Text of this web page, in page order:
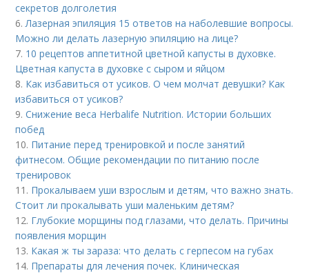
секретов долголетия
6. Лазерная эпиляция 15 ответов на наболевшие вопросы.
Можно ли делать лазерную эпиляцию на лице?
7. 10 рецептов аппетитной цветной капусты в духовке.
Цветная капуста в духовке с сыром и яйцом
8. Как избавиться от усиков. О чем молчат девушки? Как
избавиться от усиков?
9.Снижение веса Herbalife Nutrition. Истории больших
побед
10. Питание перед тренировкой и после занятий
фитнесом. Общие рекомендации по питанию после
тренировок
11. Прокалываем уши взрослым и детям, что важно знать.
Стоит ли прокалывать уши маленьким детям?
12. Глубокие морщины под глазами, что делать. Причины
появления морщин
13. Какая ж ты зараза: что делать с герпесом на губах
14. Препараты для лечения почек. Клиническая